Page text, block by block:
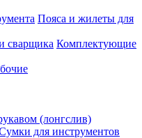
Пояса и жилеты для
Комплектующие
(лонгслив)
для инструментов